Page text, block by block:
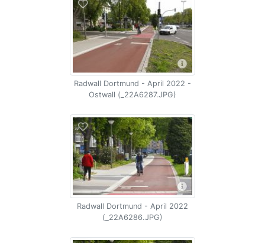
Radwall Dortmund - April 2022 -
Ostwall (_22A6287.JPG)
Radwall Dortmund - April 2022
(_22A6286.JPG)